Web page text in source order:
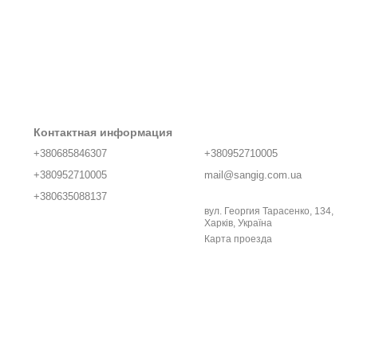
Контактная информация
+380685846307
+380952710005
+380635088137
+380952710005
mail@sangig.com.ua
вул. Георгия Тарасенко, 134,
Харків, Україна
Карта проезда